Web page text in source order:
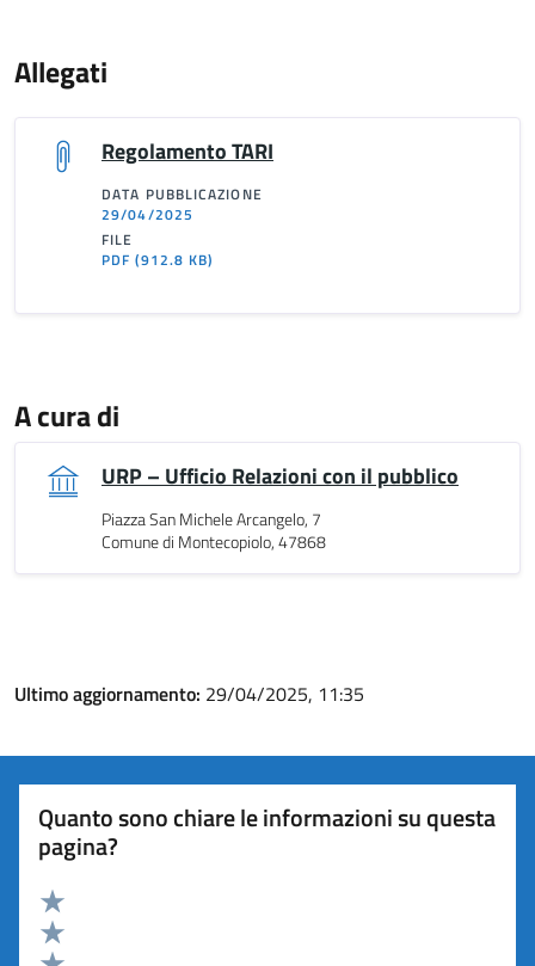
Allegati
Regolamento TARI
DATA PUBBLICAZIONE
29/04/2025
FILE
PDF(912.8 KB)
A cura di
URP – Ufficio Relazioni con il pubblico
Piazza San Michele Arcangelo, 7
Comune di Montecopiolo, 47868
Ultimo aggiornamento: 29/04/2025, 11:35
Quanto sono chiare le informazioni su questa
pagina?
Valuta 5 stelle su 5
Valuta 4 stelle su 5